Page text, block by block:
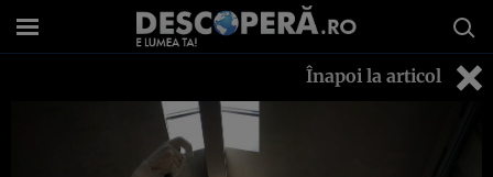
Înapoi la articol